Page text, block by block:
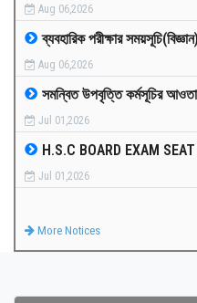
MEDIA
PAYMENT
CO-CURRICULUM
RESULTS
Aug 06,2026
ব্যবহারিক পরীক্ষার সময়সূচি(বিজ্ঞান)
Aug 06,2026
সমন্বিত উপবৃত্তি কর্মসূচির
Jul 01,2026
H.S.C BOARD EXAM
Jul 01,2026
More Notices